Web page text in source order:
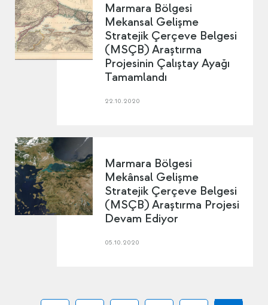
Marmara Bölgesi
Mekansal Gelişme
Stratejik Çerçeve Belgesi
(MSÇB) Araştırma
Projesinin Çalıştay Ayağı
Tamamlandı
22.10.2020
Marmara Bölgesi
Mekânsal Gelişme
Stratejik Çerçeve Belgesi
(MSÇB) Araştırma Projesi
Devam Ediyor
05.10.2020